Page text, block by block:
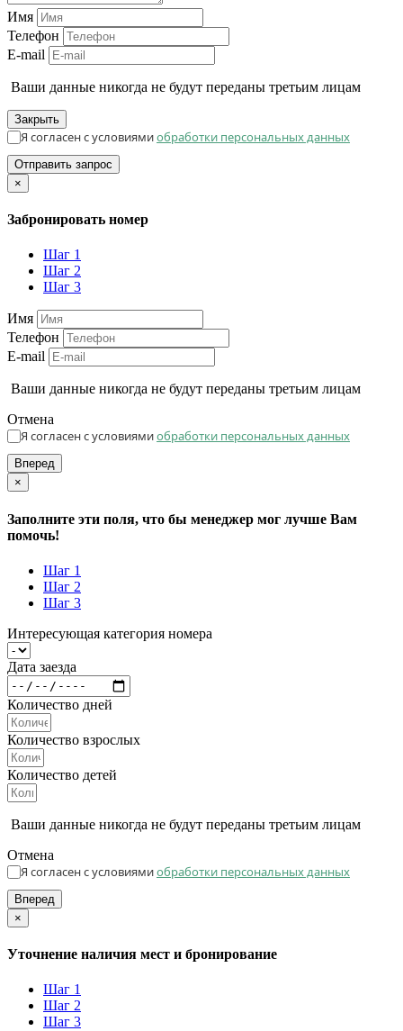
Имя
Телефон
E-mail
Ваши данные никогда не будут переданы третьим лицам
Закрыть
Я согласен с условиямиобработки персональных данных
Отправить запрос
×
Забронировать номер
Шаг 1
Шаг 2
Шаг 3
Имя
Телефон
E-mail
Ваши данные никогда не будут переданы третьим лицам
Отмена
Я согласен с условиямиобработки персональных данных
Вперед
×
Заполните эти поля, что бы менеджер мог лучше Вам
помочь!
Шаг 1
Шаг 2
Шаг 3
Интересующая категория номера
Дата заезда
Количество дней
Количество взрослых
Количество детей
Ваши данные никогда не будут переданы третьим лицам
Отмена
Я согласен с условиямиобработки персональных данных
Вперед
×
Уточнение наличия мест и бронирование
Шаг 1
Шаг 2
Шаг 3